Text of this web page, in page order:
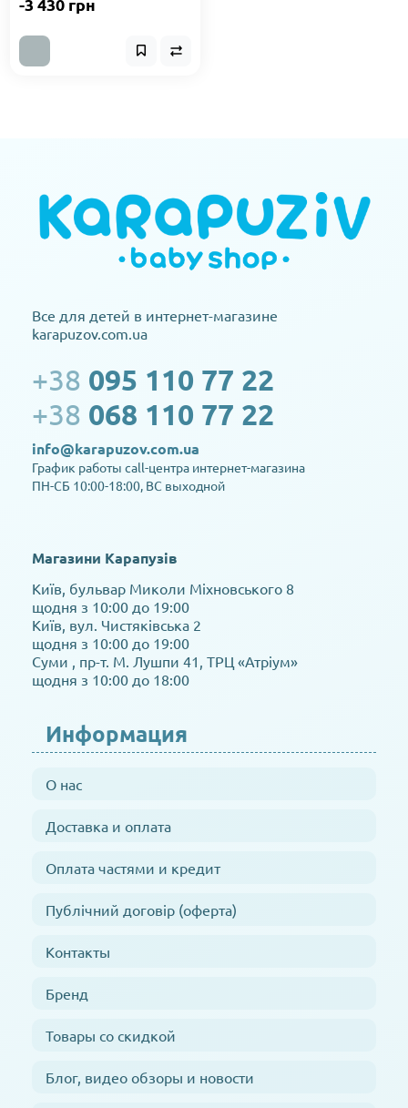
Все для детей в интернет-магазине
karapuzov.com.ua
+38 095 110 77 22
+38 068 110 77 22
info@karapuzov.com.ua
График работы call-центра интернет-магазина
ПН-СБ 10:00-18:00, ВС выходной
Магазини Карапузів
Київ, бульвар Миколи Міхновського 8
щодня з 10:00 до 19:00
Київ, вул. Чистяківська 2
щодня з 10:00 до 19:00
Суми , пр-т. М. Лушпи 41, ТРЦ «Атріум»
щодня з 10:00 до 18:00
Информация
О нас
Доставка и оплата
Оплата частями и кредит
Публічний договір (оферта)
Контакты
Бренд
Товары со скидкой
Блог, видео обзоры и новости